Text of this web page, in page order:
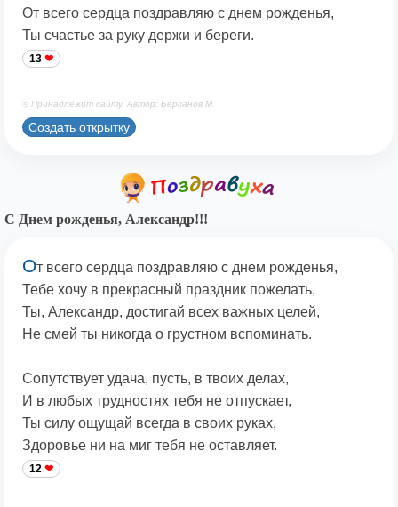
От всего сердца поздравляю с днем рожденья,
Ты счастье за руку держи и береги.
13
© Принадлежит сайту. Автор: Берсанов М.
Создать открытку
С Днем рожденья, Александр!!!
От всего сердца поздравляю с днем рожденья,
Тебе хочу в прекрасный праздник пожелать,
Ты, Александр, достигай всех важных целей,
Не смей ты никогда о грустном вспоминать.
Сопутствует удача, пусть, в твоих делах,
И в любых трудностях тебя не отпускает,
Ты силу ощущай всегда в своих руках,
Здоровье ни на миг тебя не оставляет.
12